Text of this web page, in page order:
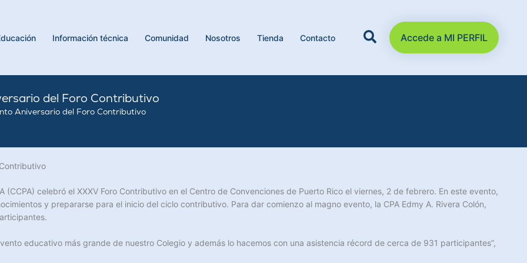
Información técnica Comunidad Nosotros Tienda Contacto Accede a MI PERFIL
del Foro Contributivo
Aniversario del Foro Contributivo
celebró el XXXV Foro Contributivo en el Centro de Convenciones de Puerto Rico el viernes, 2 de febrero. En este evento,
y prepararse para el inicio del ciclo contributivo. Para dar comienzo al magno evento, la CPA Edmy A. Rivera Colón,
educativo más grande de nuestro Colegio y además lo hacemos con una asistencia récord de cerca de 931 participantes”,